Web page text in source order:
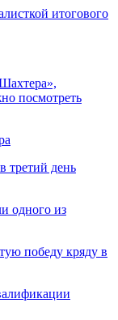
итогового
посмотреть
день
одного из
победу кряду в